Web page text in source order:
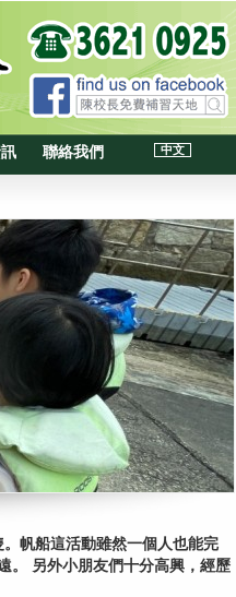
中文
聯絡我們
帆船這活動雖然一個人也能完
。 另外小朋友們十分高興，經歷